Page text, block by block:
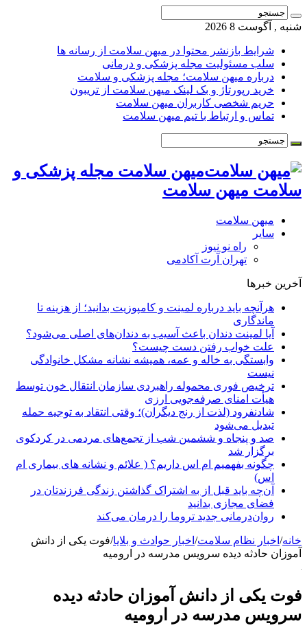
شنبه , آگوست 8 2026
شرایط بازنشر محتوا در میهن سلامت از رسانه ها
سلب مسئولیت مجله پزشکی و درمانی
درباره میهن سلامت؛ مجله پزشکی و سلامت
خرید رپورتاژ و بک لینک میهن سلامت از تریبون
حریم شخصی کاربران میهن سلامت
تماس و ارتباط با تیم میهن سلامت
میهن سلامت مجله پزشکی و
سلامت میهن سلامت
میهن سلامت
سایر
راه نو نیوز
تهران آرت آکادمی
آخرین خبرها
هرآنچه باید درباره لمینت و کامپوزیت بدانید؛ از هزینه تا
ماندگاری
آیا لمینت دندان باعث آسیب به دندان‌های اصلی می‌شود؟
علت خواب رفتن دست چیست؟
وابستگی به خاله و عمه، همیشه نشانه مشکل خانوادگی
نیست
ترخیص فوری محموله راهبردی سازمان انتقال خون توسط
هیأت امنای صرفه‌جویی ارزی
شادنفرود (لذت از رنج دیگران)؛ وقتی انتقاد به توجیه حمله
تبدیل می‌شود
صد و پنجاه‌ و ششمین شب از تجمع‌های مردمی در کردکوی
برگزار شد
چگونه بفهمیم ام اس داریم؟ ( علائم و نشانه های بیماری ام
اس)
آن‌چه باید قبل از به اشتراک گذاشتن زندگی فرزندتان در
فضای مجازی بدانید
روان‌درمانی جدید تروما را درمان می‌کند
خانه/ اخبار نظام سلامت/ اخبار حوادث و بلایا/فوت یکی از دانش
آموزان حادثه دیده سرویس مدرسه در ارومیه
فوت یکی از دانش آموزان حادثه دیده
سرویس مدرسه در ارومیه